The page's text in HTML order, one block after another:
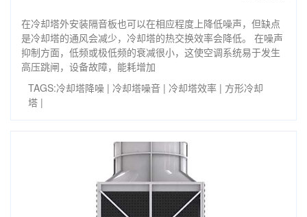
在冷却塔外安装隔音板也可以在相应程度上降低噪声，但缺点
是冷却塔的通风会减少，冷却塔的热交换效率会降低。 在噪声
抑制方面，低频或极低频的衰减很小，这使空调系统易于发生
高压跳闸，设备故障，能耗增加
TAGS:冷却塔降噪 | 冷却塔噪音 | 冷却塔效率 | 方形冷却
塔 |